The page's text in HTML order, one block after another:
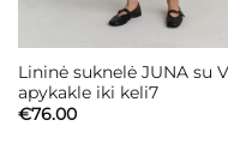
Lininė suknelė JUNA su V
apykakle iki keli7
€76.00